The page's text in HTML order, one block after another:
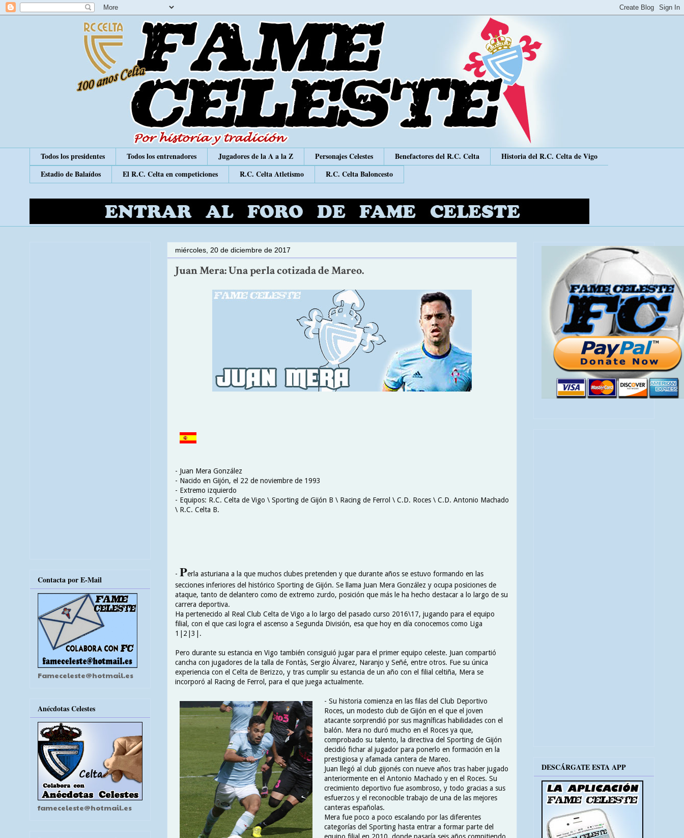
Todos los presidentes Todos los entrenadores Jugadores de la A a la Z Personajes Celestes Benefactores del R.C. Celta
Historia del R.C. Celta de Vigo
Estadio de Balaídos
El R.C. Celta en competiciones R.C. Celta Atletismo R.C. Celta Baloncesto
miércoles, 20 de diciembre de 2017
Juan Mera: Una perla cotizada de Mareo.
- Juan Mera González
- Nacido en Gijón, el 22 de noviembre de 1993
- Extremo izquierdo
- Equipos: R.C. Celta de Vigo \ Sporting de Gijón B \ Racing de Ferrol \ C.D. Roces \ C.D. Antonio Machado
\ R.C. Celta B.
- Perla asturiana a la que muchos clubes pretenden y que durante años se estuvo formando en las
secciones inferiores del histórico Sporting de Gijón. Se llama Juan Mera González y ocupa posiciones de
ataque, tanto de delantero como de extremo zurdo, posición que más le ha hecho destacar a lo largo de su
carrera deportiva.
Ha pertenecido al Real Club Celta de Vigo a lo largo del pasado curso 2016\17, jugando para el equipo
filial, con el que casi logra el ascenso a Segunda División, esa que hoy en día conocemos como Liga
1|2|3|.
Pero durante su estancia en Vigo también consiguió jugar para el primer equipo celeste. Juan compartió
cancha con jugadores de la talla de Fontàs, Sergio Álvarez, Naranjo y Señé, entre otros. Fue su única
experiencia con el Celta de Berizzo, y tras cumplir su estancia de un año con el filial celtiña, Mera se
incorporó al Racing de Ferrol, para el que juega actualmente.
- Su historia comienza en las filas del Club Deportivo
Roces, un modesto club de Gijón en el que el joven
atacante sorprendió por sus magníficas habilidades con el
balón. Mera no duró mucho en el Roces ya que,
comprobado su talento, la directiva del Sporting de Gijón
decidió fichar al jugador para ponerlo en formación en la
prestigiosa y afamada cantera de Mareo.
Juan llegó al club gijonés con nueve años tras haber jugado
anteriormente en el Antonio Machado y en el Roces. Su
crecimiento deportivo fue asombroso, y todo gracias a sus
esfuerzos y el reconocible trabajo de una de las mejores
canteras españolas.
Mera fue poco a poco escalando por las diferentes
categorías del Sporting hasta entrar a formar parte del
equipo filial en 2010, donde pasaría seis años compitiendo
Contacta por E-Mail
Fameceleste@hotmail.es
Anécdotas Celestes
fameceleste@hotmail.es
DESCÁRGATE ESTA APP